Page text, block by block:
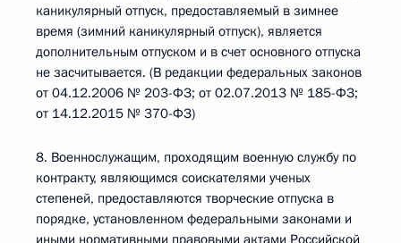
каникулярный отпуск, предоставляемый в зимнее
время (зимний каникулярный отпуск), является
дополнительным отпуском и в счет основного отпуска
не засчитывается. (В редакции федеральных законов
от 04.12.2006 № 203-ФЗ; от 02.07.2013 № 185-ФЗ;
от 14.12.2015 № 370-ФЗ)
8. Военнослужащим, проходящим военную службу по
контракту, являющимся соискателями ученых
степеней, предоставляются творческие отпуска в
порядке, установленном федеральными законами и
иными нормативными правовыми актами Российской